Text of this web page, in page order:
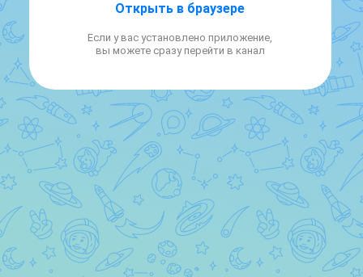
Открыть в браузере
Если у вас установлено приложение,
вы можете сразу перейти в канал